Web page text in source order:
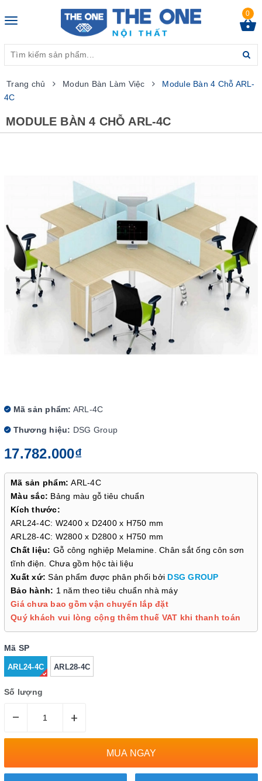
Toggle
0
Trang chủ Modun Bàn Làm Việc
Module Bàn 4 Chỗ ARL-
4C
MODULE BÀN 4 CHỖ ARL-4C
Mã sản phẩm: ARL-4C
Thương hiệu: DSG Group
17.782.000₫
Mã sản phẩm: ARL-4C
Màu sắc: Bảng màu gỗ tiêu chuẩn
Kích thước:
ARL24-4C: W2400 x D2400 x H750 mm
ARL28-4C: W2800 x D2800 x H750 mm
Chất liệu: Gỗ công nghiệp Melamine. Chân sắt ống côn sơn
tĩnh điện. Chưa gồm hộc tài liệu
Xuất xứ: Sản phẩm được phân phối bởi DSG GROUP
Bảo hành: 1 năm theo tiêu chuẩn nhà máy
Giá chưa bao gồm vận chuyển lắp đặt
Quý khách vui lòng cộng thêm thuế VAT khi thanh toán
Mã SP
ARL24-4C ARL28-4C
Số lượng
– +
MUA NGAY